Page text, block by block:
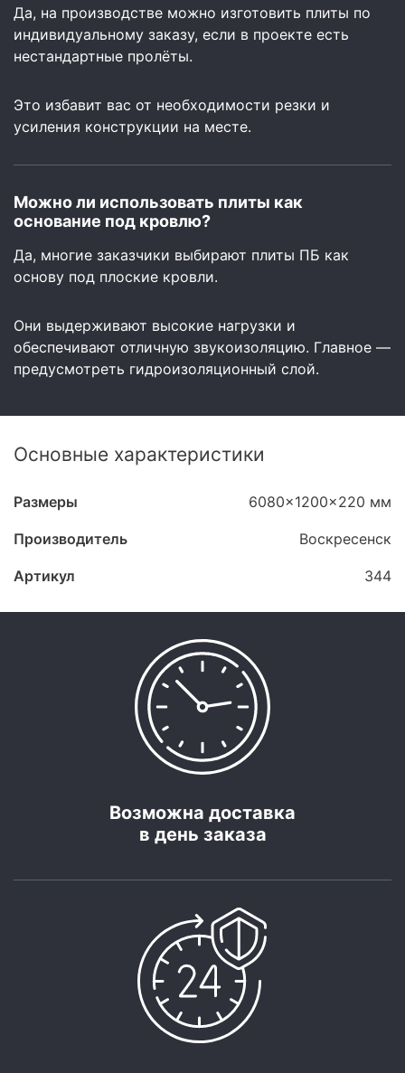
Да, на производстве можно изготовить плиты по
индивидуальному заказу, если в проекте есть
нестандартные пролёты.
Это избавит вас от необходимости резки и
усиления конструкции на месте.
Можно ли использовать плиты как
основание под кровлю?
Да, многие заказчики выбирают плиты ПБ как
основу под плоские кровли.
Они выдерживают высокие нагрузки и
обеспечивают отличную звукоизоляцию. Главное —
предусмотреть гидроизоляционный слой.
Основные характеристики
Размеры 6080x1200x220 мм
Производитель Воскресенск
Артикул 344
Возможна доставка
в день заказа